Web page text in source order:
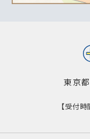
東京
【受付